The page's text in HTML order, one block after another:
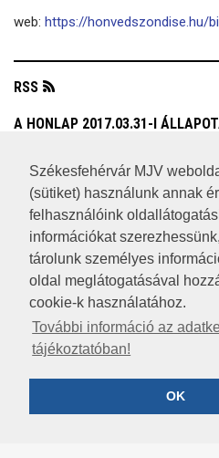
Székesfehérvár MJV
(sütiket) használunk annak
felhasználóink
információkat
tárolunk személyes
oldal meglátogatásával
cookie-k használatához.
További információ az
tájékoztatóban!
OK
web: https://honvedszondise.hu/
RSS
A HONLAP 2017.03.31-I
JOGI NYILATKOZAT
IMPRESSZUM
MÉDIAAJÁNLAT
KÖZÉRDEKŰ ADATOK
ADATVÉDELEM
©2023 SZÉKESFEHÉRVÁR